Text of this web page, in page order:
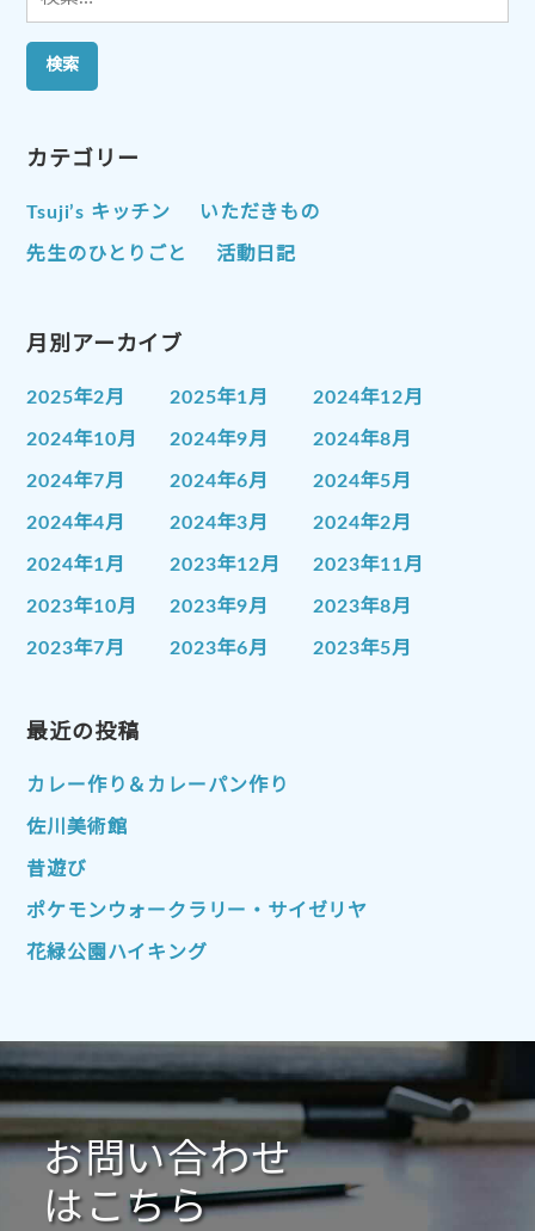
索:
カテゴリー
Tsuji’s キッチン いただきもの
先生のひとりごと 活動日記
月別アーカイブ
2025年2月 2025年1月 2024年12月
2024年10月 2024年9月 2024年8月
2024年7月 2024年6月 2024年5月
2024年4月 2024年3月 2024年2月
2024年1月 2023年12月 2023年11月
2023年10月 2023年9月 2023年8月
2023年7月 2023年6月 2023年5月
2023年1月
2022年10月 2022年9月
2022年7月
2022年4月
2022年1月 2021年12月 2021年11月
2021年10月 2021年9月
2021年1月 2020年12月 2020年11月
2020年10月 2020年9月 2020年8月
2020年7月 2020年6月 2020年5月
2020年4月 2020年3月 2020年2月
最近の投稿
カレー作り＆カレーパン作り
佐川美術館
昔遊び
ポケモンウォークラリー・サイゼリヤ
花緑公園ハイキング
お問い合わせ
はこちら